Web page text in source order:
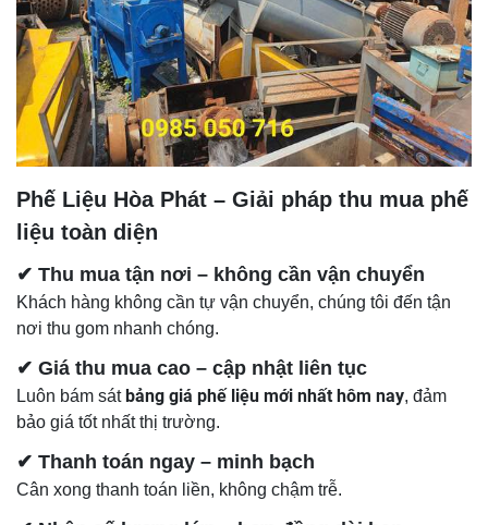
Phế Liệu Hòa Phát – Giải pháp thu mua phế
liệu toàn diện
✔ Thu mua tận nơi – không cần vận chuyển
Khách hàng không cần tự vận chuyển, chúng tôi đến tận
nơi thu gom nhanh chóng.
✔ Giá thu mua cao – cập nhật liên tục
Luôn bám sát bảng giá phế liệu mới nhất hôm nay, đảm
bảo giá tốt nhất thị trường.
✔ Thanh toán ngay – minh bạch
Cân xong thanh toán liền, không chậm trễ.